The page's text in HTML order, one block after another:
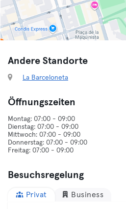
Andere Standorte
La Barceloneta
Öffnungszeiten
Montag: 07:00 - 09:00
Dienstag: 07:00 - 09:00
Mittwoch: 07:00 - 09:00
Donnerstag: 07:00 - 09:00
Besuchsregelung
Privat Business